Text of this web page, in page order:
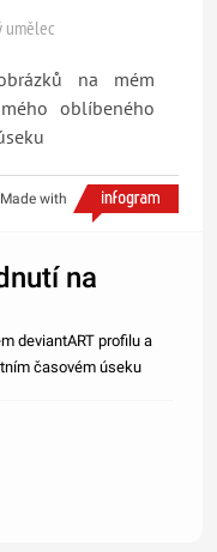
umělec
na mém
oblíbeného
Made with
na
deviantART profilu a
časovém úseku